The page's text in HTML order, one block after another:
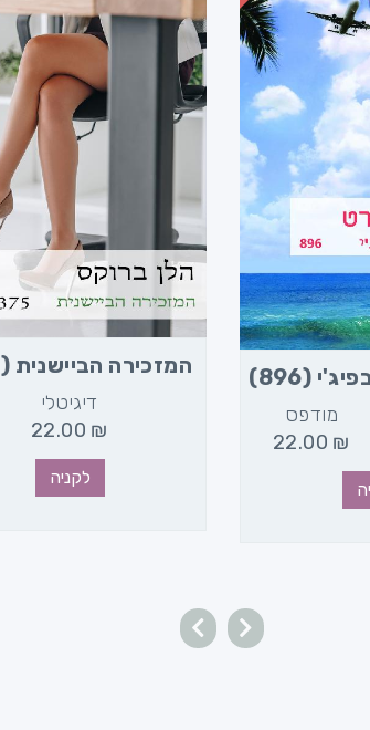
המזכירה הביישנית (375)
דיגיטלי
22.00 ₪
לקניה
(896)
מודפס
22.00 ₪